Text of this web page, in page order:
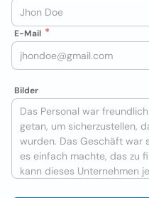
E-Mail
Bilder